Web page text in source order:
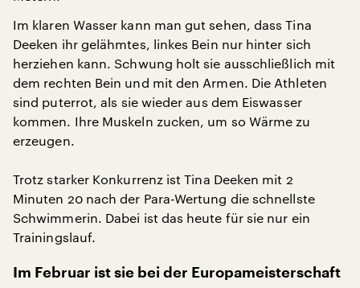
Im klaren Wasser kann man gut sehen, dass Tina
Deeken ihr gelähmtes, linkes Bein nur hinter sich
herziehen kann. Schwung holt sie ausschließlich mit
dem rechten Bein und mit den Armen. Die Athleten
sind puterrot, als sie wieder aus dem Eiswasser
kommen. Ihre Muskeln zucken, um so Wärme zu
erzeugen.
Trotz starker Konkurrenz ist Tina Deeken mit 2
Minuten 20 nach der Para-Wertung die schnellste
Schwimmerin. Dabei ist das heute für sie nur ein
Trainingslauf.
Im Februar ist sie bei der Europameisterschaft